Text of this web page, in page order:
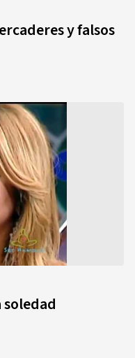
y falsos
soledad